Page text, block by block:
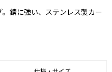
錆に強い、ステンレス製カー